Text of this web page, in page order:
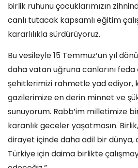
birlik ruhunu çocuklarımızın
canlı tutacak kapsamlı eğitim
kararlılıkla sürdürüyoruz.
Bu vesileyle 15 Temmuz’un yıl
daha vatan uğruna canlarını
şehitlerimizi rahmetle yad ediyor,
gazilerimize en derin minnet ve
sunuyorum. Rabb’im milletimize
karanlık geceler yaşatmasın.
dirayet içinde daha adil bir dünya,
Türkiye için daima birlikte